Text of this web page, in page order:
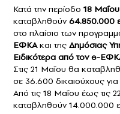
Κατά την περίοδο 18
καταβληθούν64.850.000
στο πλαίσιο των
ΕΦΚΑκαι της Δημόσιας
Ειδικότερα από τον e-
Στις 21 Μαΐου θα
σε 36.600 δικαιούχους
Από τις 18 Μαΐου έως τις
καταβληθούν 14.000.000